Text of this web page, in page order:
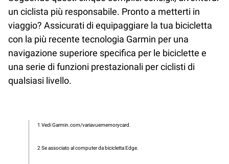
un ciclista più responsabile. Pronto a metterti in
viaggio? Assicurati di equipaggiare la tua bicicletta
con la più recente tecnologia Garmin per una
navigazione superiore specifica per le biciclette e
una serie di funzioni prestazionali per ciclisti di
qualsiasi livello.
1 Vedi Garmin.com/variavuememorycard.
2 Se associato al computer da bicicletta Edge.